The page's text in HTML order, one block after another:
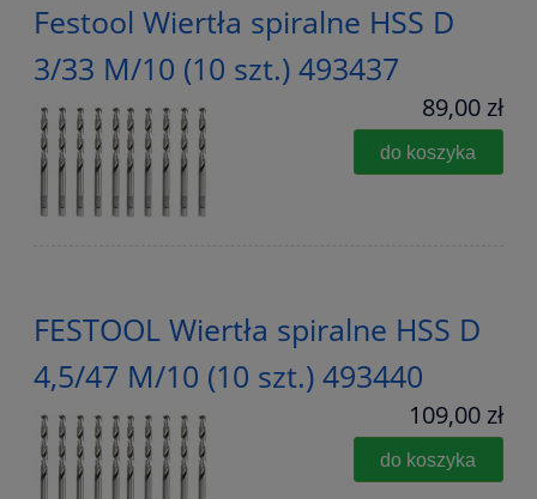
Festool Wiertła spiralne HSS D
3/33 M/10 (10 szt.) 493437
89,00 zł
do koszyka
FESTOOL Wiertła spiralne HSS D
4,5/47 M/10 (10 szt.) 493440
109,00 zł
do koszyka